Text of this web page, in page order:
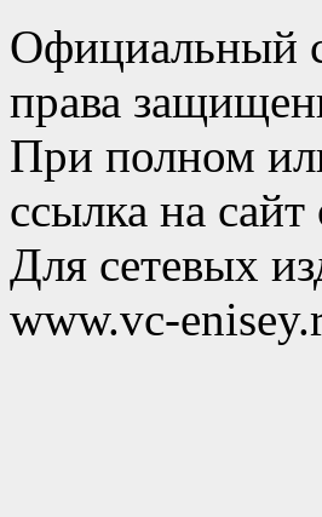
Официальный
права
При полном
ссылка на сайт
Для сетевых
www.vc-